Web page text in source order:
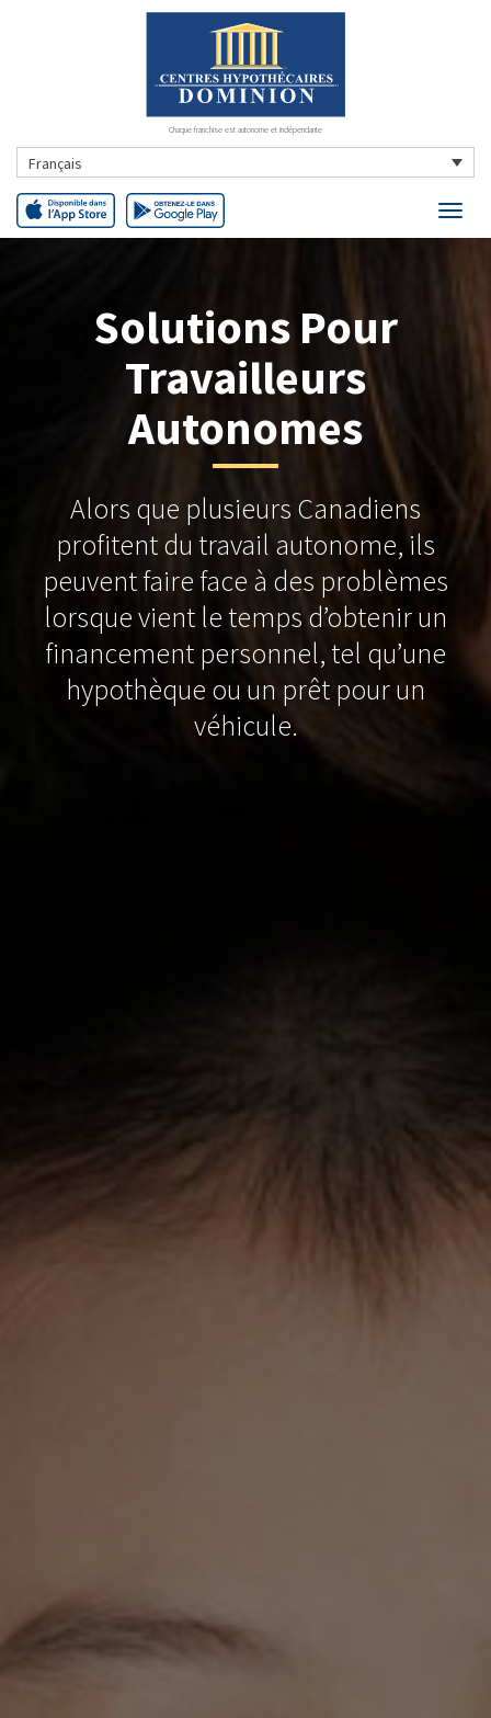
Chaque franchise est autonome et indépendante
Français
Solutions Pour
Travailleurs
Autonomes
Alors que plusieurs Canadiens
profitent du travail autonome, ils
peuvent faire face à des problèmes
lorsque vient le temps d’obtenir un
financement personnel, tel qu’une
hypothèque ou un prêt pour un
véhicule.